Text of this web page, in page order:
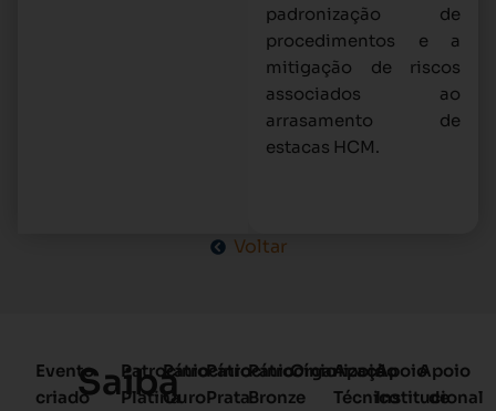
padronização de
procedimentos e a
mitigação de riscos
associados ao
arrasamento de
estacas HCM.
Voltar
Evento
criadoSaiba
Patrocínio
Platina
Patrocínio
Ouro
Patrocínio
Prata
Patrocínio
Bronze
Organização
Apoio
Técnico
Apoio
Institucional
Apoio
de